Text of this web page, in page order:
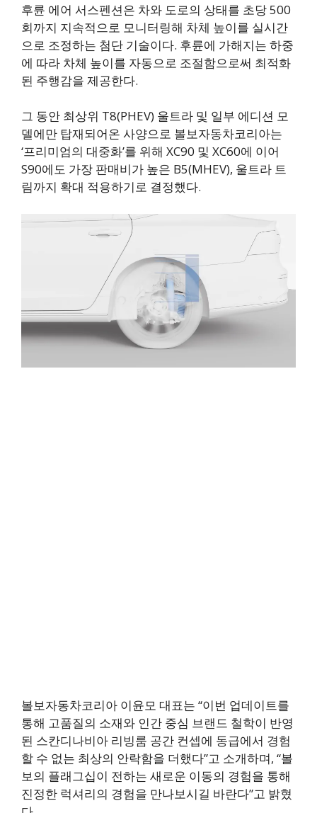
후륜 에어 서스펜션은 차와 도로의 상태를 초당 500
회까지 지속적으로 모니터링해 차체 높이를 실시간
으로 조정하는 첨단 기술이다. 후륜에 가해지는 하중
에 따라 차체 높이를 자동으로 조절함으로써 최적화
된 주행감을 제공한다.
그 동안 최상위 T8(PHEV) 울트라 및 일부 에디션 모
델에만 탑재되어온 사양으로 볼보자동차코리아는
‘프리미엄의 대중화’를 위해 XC90 및 XC60에 이어
S90에도 가장 판매비가 높은 B5(MHEV), 울트라 트
림까지 확대 적용하기로 결정했다.
볼보자동차코리아 이윤모 대표는 “이번 업데이트를
통해 고품질의 소재와 인간 중심 브랜드 철학이 반영
된 스칸디나비아 리빙룸 공간 컨셉에 동급에서 경험
할 수 없는 최상의 안락함을 더했다”고 소개하며, “볼
보의 플래그십이 전하는 새로운 이동의 경험을 통해
진정한 럭셔리의 경험을 만나보시길 바란다”고 밝혔